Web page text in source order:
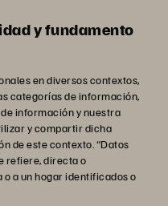
y fundamento
en diversos contextos,
categorías de información,
información y nuestra
y compartir dicha
de este contexto. “Datos
refiere, directa o
a un hogar identificados o